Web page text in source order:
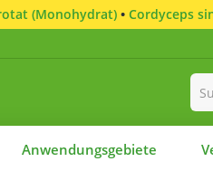
(Monohydrat) • Cordyceps
Anwendungsgebiete